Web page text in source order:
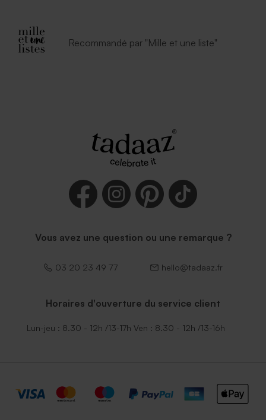
Recommandé par "Mille et une liste"
Vous avez une question ou une remarque ?
03 20 23 49 77 hello@tadaaz.fr
Horaires d'ouverture du service client
Lun-jeu : 8.30 - 12h /13-17h Ven : 8.30 - 12h /13-16h